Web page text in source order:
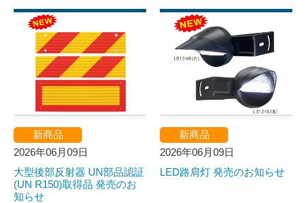
新商品
2026年06月09日
大型後部反射器 UN部品認証
(UN R150)取得品 発売のお
知らせ
新商品
2026年06月09日
LED路肩灯 発売のお知らせ